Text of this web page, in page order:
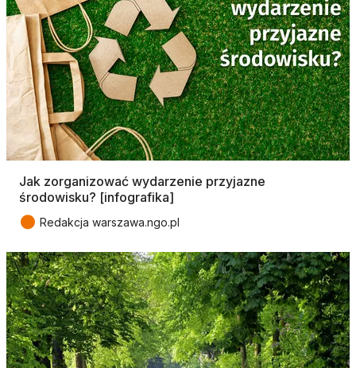
Jak zorganizować wydarzenie przyjazne
środowisku? [infografika]
● Redakcja warszawa.ngo.pl